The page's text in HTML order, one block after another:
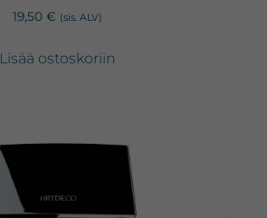
19,50 € (sis. ALV)
Lisää ostoskoriin